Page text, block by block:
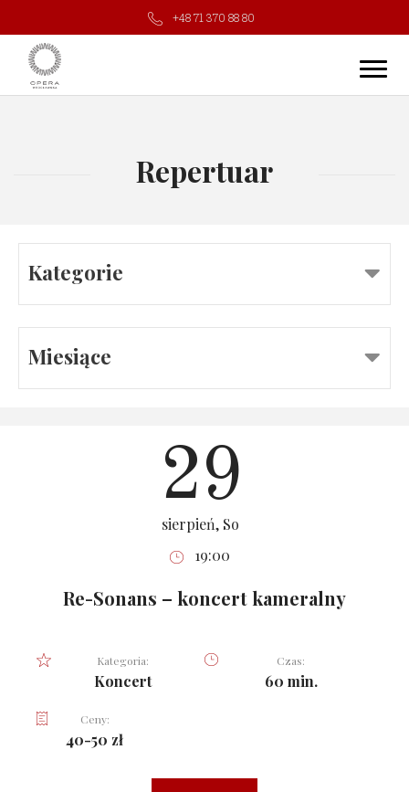
+48 71 370 88 80
Repertuar
Kategorie
Miesiące
29
sierpień, So
19:00
Re-Sonans – koncert kameralny
Kategoria:
Koncert
Czas:
60 min.
Ceny:
40-50 zł